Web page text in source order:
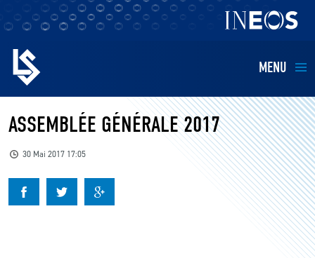
MENU
EQUIPES
BILLETTERIE
FANS
ASSEMBLÉE GÉNÉRALE 2017
30 Mai 2017 17:05